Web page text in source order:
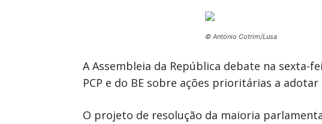
© António Cotrim/Lusa
A Assembleia da República debate na sexta-
PCP e do BE sobre ações prioritárias a
O projeto de resolução da maioria